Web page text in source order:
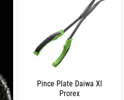
Pince Plate Daiwa Xl
Prorex